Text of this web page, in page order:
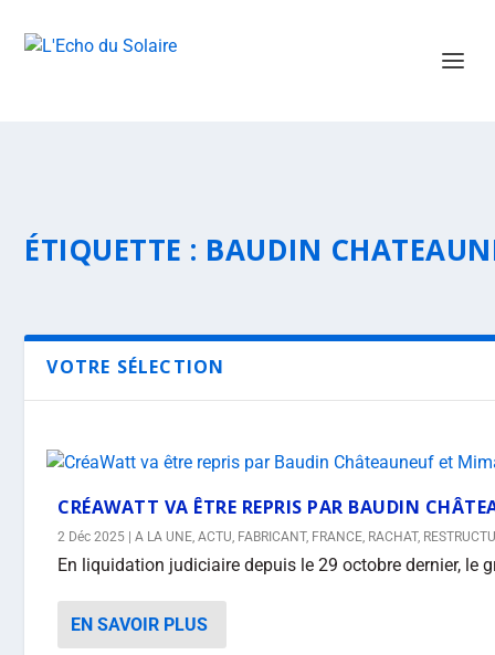
ÉTIQUETTE : BAUDIN
VOTRE SÉLECTION
CRÉAWATT VA ÊTRE REPRIS PAR BAUDIN
2 Déc 2025 |A LA UNE,ACTU, FABRICANT, FRANCE, RACHAT,
En liquidation judiciaire depuis le 29 octobre dernier, le
EN SAVOIR PLUS